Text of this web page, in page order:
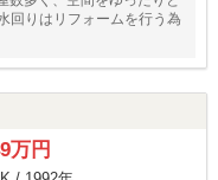
回りはリフォームを行う為
万円